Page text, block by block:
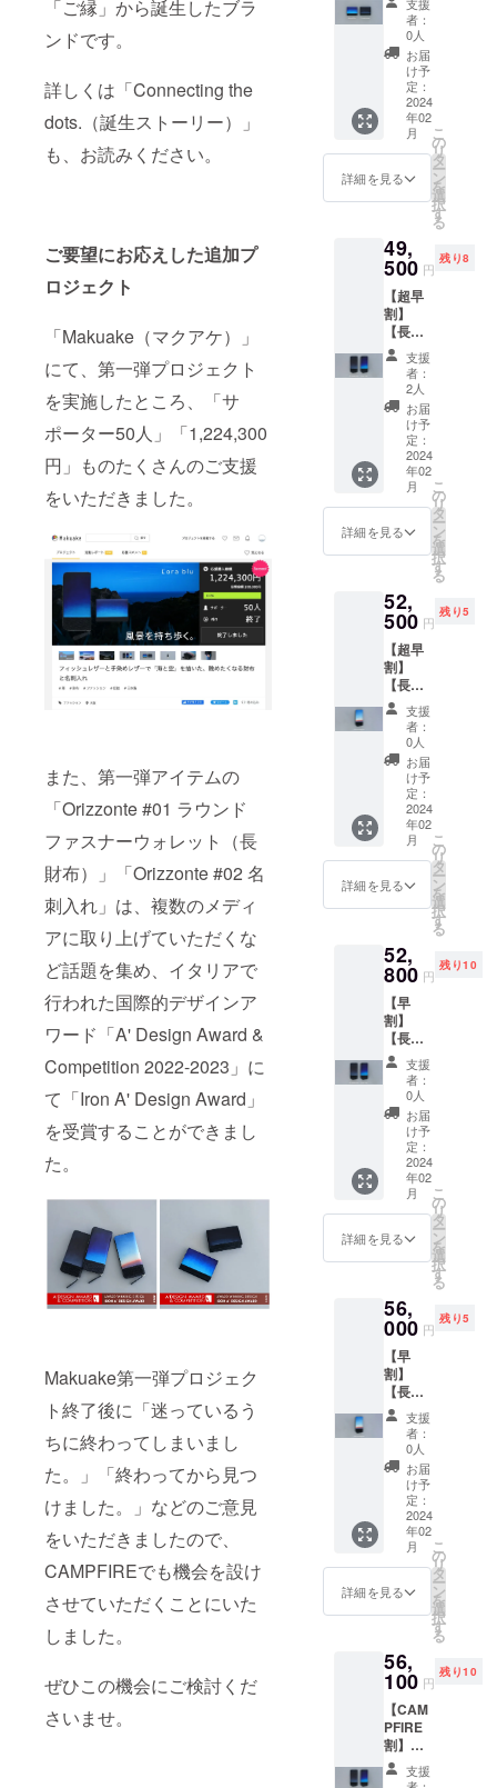
「ご縁」から誕生したブラ
ンドです。
詳しくは「Connecting the
dots.（誕生ストーリー）」
も、お読みください。
ご要望にお応えした追加プ
ロジェクト
「Makuake（マクアケ）」
にて、第一弾プロジェクト
を実施したところ、「サ
ポーター50人」「1,224,300
円」ものたくさんのご支援
をいただきました。
また、第一弾アイテムの
「Orizzonte #01 ラウンド
ファスナーウォレット（長
財布）」「Orizzonte #02 名
刺入れ」は、複数のメディ
アに取り上げていただくな
ど話題を集め、イタリアで
行われた国際的デザインア
ワード「A' Design Award &
Competition 2022-2023」に
て「Iron A' Design Award」
を受賞することができまし
た。
Makuake第一弾プロジェク
ト終了後に「迷っているう
ちに終わってしまいまし
た。」「終わってから見つ
けました。」などのご意見
をいただきましたので、
CAMPFIREでも機会を設け
させていただくことにいた
しました。
ぜひこの機会にご検討くだ
さいませ。
と、美
しい色
調の再
現に尽
力した
ポスト
カード
をお届
けいた
しま
す。 ▼
納期
2月予定
IRE規約
および
手数料
の発生
などの
理由か
ら、支
援確定
後の
ンセ
ル」
の変
更」
「色の
変更」
などは
いかな
る理由
でもで
きませ
ん。必
ず、間
違いの
ないよ
うに十
分確認
の上、
ご支援
いただ
きます
お願い
いたし
ます。
※備考欄
に希望
（例：
カラー
変更・
配達日
時指定
等）を
記載い
ただき
まして
も、い
かなる
希望に
もお応
えでき
ので、
あらか
じめご
了承く
ださい
ませ。
※新型コ
ロナ
ウィル
スの影
響やご
注文状
況、使
用部材
の供給
状況、
製造工
程上の
都合等
出荷時
期が遅
れる場
合があ
りま
す。
「万が
一」予
定納期
に間に
合わな
い場合
でも、
「キャ
ンセ
ル」
「商品
変更」
などは
できま
せん。
責任を
持って
納品を
「世界
に一つ
だけ」
の
シュー
ホーン
と共に
出かけ
ましょ
納期
2024年
2月予定
事項 ※
受注生
産の
為、ま
た
CAMPF
IRE規約
および
手数料
の発生
などの
理由か
ら、支
援確定
後の
ンセ
ル」
の変
更」
「色の
変更」
などは
いかな
る理由
でもで
きませ
ん。必
ず、間
違いの
ないよ
うに十
分確認
の上、
ご支援
いただ
きます
お願い
いたし
ます。
※備考欄
に希望
（例：
カラー
変更・
配達日
時指定
等）を
記載い
ただき
まして
も、い
かなる
希望に
もお応
えでき
ので、
あらか
じめご
了承く
ださい
ませ。
※新型コ
ロナ
ウィル
スの影
響やご
注文状
況、使
用部材
の供給
状況、
製造工
程上の
都合等
出荷時
期が遅
れる場
合があ
りま
す。
「万が
一」予
キップ
レザー
のコン
ビで仕
上げま
した。
「ひと
ときも
情では
ない海
に、鱗
の模様
にも同
じ模様
はあり
ませ
ん。
「世界
に一つ
だけ」
シュー
ホーン
と共に
出かけ
う。 ▼
納期
▼注意
事項 ※
受注生
産の
為、ま
た
CAMPF
IRE規約
および
手数料
の発生
などの
理由か
ら、支
援確定
「キャ
ンセ
「商品
の変
更」
「色の
変更」
などは
いかな
る理由
でもで
きませ
ん。必
ず、間
違いの
ないよ
うに十
分確認
の上、
ご支援
いただ
よう、
お願い
いたし
ます。
※備考欄
に希望
（例：
カラー
変更・
配達日
時指定
等）を
記載い
ただき
まして
も、い
かなる
希望に
もお応
ません
ので、
あらか
じめご
了承く
ださい
ませ。
※新型コ
#02（B
uri）名
刺入れ
｜カ
ラー：Il
notturn
o（夜景
画｜ブ
ラック
系グラ
のいず
れか1個
▼詳細
ビジネ
スパー
ソンな
ら誰も
が日常
的に
行って
いる名
刺交
換。
「美し
いグラ
ショ
ン」と
レ
ザー」
で、
「初め
まし
て」の
会話の
きっか
けにな
る名刺
入れで
す。 し
かも、
出世魚
「ブ
フィッ
シュレ
し、ゲ
ンを担
ぎまし
た。
「風琴
マチ」
とい
う、海
外には
見られ
ない日
本独自
の技法
を使
い、薄
いやす
い名刺
つくり
まし
た。 ▼
納期
2024年
2月予定
▼注意
事項 ※
受注生
産の
為、ま
CAMPF
IRE規約
および
手数料
の発生
などの
理由か
援確定
後の
「キャ
ンセ
ル」
「商品
の変
更」
「Orizz
onte
#02（B
uri）名
刺入れ
｜カ
ラー：
L'ora
blu（ブ
ルーア
デー
ショ
ン）」
もしく
は
「Orizz
onte
#02（B
uri）名
刺入れ
｜カ
ラー：Il
notturn
o（夜景
画｜ブ
ラック
系グラ
のいず
れか1個
▼詳細
ビジネ
スパー
ソンな
ら誰も
が日常
的に
行って
いる名
刺交
換。
「美し
いグラ
ショ
ン」と
レ
ザー」
で、
「初め
まし
て」の
会話の
きっか
けにな
る名刺
入れで
す。 し
かも、
出世魚
「ブ
フィッ
シュレ
し、ゲ
ンを担
ぎまし
た。
「風琴
マチ」
とい
う、海
外には
見られ
ない日
本独自
の技法
を使
い、薄
いやす
い名刺
つくり
まし
た。 ▼
納期
2024年
2月予定
▼注意
事項 ※
入れ
［カ
ラー］
Lora
blu もし
くはIl
notturn
o×1個】
【20個
限定】
一般販
売予定
24,000
円（税
込）
→10%
OFF：
21,600
円 ▼内
「Orizz
onte
#02（B
uri）名
刺入れ
｜カ
ラー：
L'ora
blu（ブ
系グラ
デー
ショ
ン）」
もしく
は
「Orizz
onte
#02（B
uri）名
刺入れ
｜カ
ラー：Il
notturn
o（夜景
画｜ブ
ラック
ン）」
のいず
れか1個
▼詳細
ビジネ
スパー
ソンな
ら誰も
が日常
的に
行って
いる名
刺交
換。
「美し
デー
ショ
ッシュ
レ
ザー」
で、
「初め
まし
て」の
会話の
きっか
けにな
る名刺
入れで
す。 し
かも、
出世魚
リ」の
フィッ
使用
し、ゲ
ンを担
ぎまし
た。
「風琴
マチ」
支援
者：
0人
お届
け予
定：
2024
年02
月
詳細を見る
こ
の
リ
タ
ー
ン
を
選
択
す
る
49,
500 円
残り8
【超早
割】
【長財
布［カ
ラー］
Lora
blu もし
くはIl
notturn
o×1個】
【10個
限定】
一般販
売予定
価格：
66,000
込）
→25%
OFF：
49,500
円 ▼内
容
「Orizz
onte
#01（M
adai）
ラウン
ドファ
スナー
ウォ
レット
｜カ
ラー：
ワー｜
ブルー
系グラ
デー
ショ
ン）」
もしく
「Orizz
onte
#01（M
adai）
ラウン
ドファ
スナー
ウォ
レット
o（夜景
画｜ブ
ラック
系グラ
デー
ショ
ン）」
のいず
れか1個
▼詳細
フィッ
シュレ
ザーの
鱗模様
を「海
に見立
て、グ
レザー
を「変
わりゆ
く空」
に見立
て、美
しい風
支援
者：
2人
お届
け予
定：
2024
年02
月
詳細を見る
こ
の
リ
タ
ー
ン
を
選
択
す
る
52,
500 円
残り5
【超早
割】
【長財
布［特
別カ
ラー］
Lora
magica
（マ
ジック
ワー）
×1個】
【5個限
定】 一
般販売
格：
70,000
円（税
込）
→25%
OFF：
52,500
「Orizz
onte
#01（M
adai）
ラウン
ドファ
スナー
ウォ
ラー：
L'ora
magica
（マ
ジック
アワー
｜多色
グラ
デー
ショ
ン）」
：1個
▼詳細
フィッ
シュレ
ザーの
鱗模様
て、グ
ラデー
ション
レザー
を「変
わりゆ
く空」
支援
者：
0人
お届
け予
定：
2024
年02
月
詳細を見る
こ
の
リ
タ
ー
ン
を
選
択
す
る
52,
800 円
残り10
【早
割】
【長財
布［カ
ラー］
Lora
blu もし
くはIl
notturn
o×1個】
【10個
限定】
一般販
売予定
価格：
66,000
込）
→20%
OFF：
52,800
円 ▼内
容
「Orizz
onte
#01（M
adai）
ラウン
ドファ
スナー
ウォ
レット
｜カ
ラー：
ワー｜
ブルー
系グラ
デー
ショ
ン）」
もしく
支援
者：
0人
お届
け予
定：
2024
年02
月
詳細を見る
こ
の
リ
タ
ー
ン
を
選
択
す
る
56,
000 円
残り5
【早
割】
【長財
布［特
別カ
ラー］
Lora
magica
（マ
ジック
ワー）
×1個】
【5個限
定】 一
般販売
格：
70,000
円（税
込）
→20%
OFF：
56,000
支援
者：
0人
お届
け予
定：
2024
年02
月
詳細を見る
こ
の
リ
タ
ー
ン
を
選
択
す
る
56,
100 円
残り10
【CAM
PFIRE
割】
【長財
布［カ
支援